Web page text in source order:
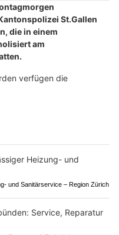
St.Gallen
die in einem
am
verfügen die
und Sanitärservice – Region Zürich